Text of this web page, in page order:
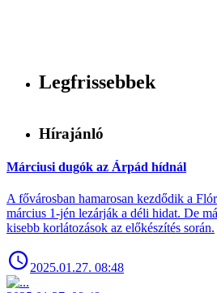
Legfrissebbek
Hírajánló
Márciusi dugók az Árpád hídnál
A fővárosban hamarosan kezdődik a
március 1-jén lezárják a déli hidat. De
kisebb korlátozások az előkészítés során.
2025.01.27. 08:48